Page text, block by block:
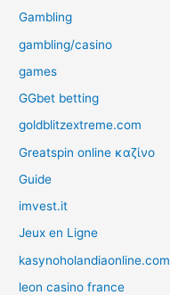
Gambling
gambling/casino
games
GGbet betting
goldblitzextreme.com
Greatspin online καζίνο
Guide
imvest.it
Jeux en Ligne
kasynoholandiaonline.com
leon casino france